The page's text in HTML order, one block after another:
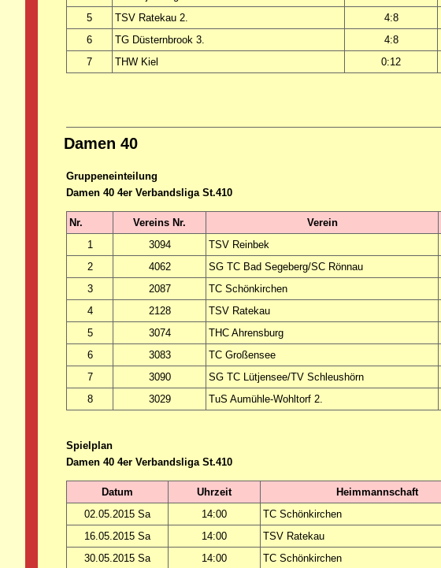
5
TSV Ratekau 2. 4:8
6
TG Düsternbrook 3. 4:8
7
THW Kiel 0:12
Damen 40
Gruppeneinteilung
Damen 40 4er Verbandsliga St.410
Nr. Vereins Nr. Verein
1
3094 TSV Reinbek
2
4062 SG TC Bad Segeberg/SC Rönnau
3
2087 TC Schönkirchen
4
2128 TSV Ratekau
5
3074 THC Ahrensburg
6
3083 TC Großensee
7
3090 SG TC Lütjensee/TV Schleushörn
8
3029 TuS Aumühle-Wohltorf 2.
Spielplan
Damen 40 4er Verbandsliga St.410
Datum Uhrzeit Heimmannschaft
02.05.2015 Sa
14:00 TC Schönkirchen
16.05.2015 Sa
14:00 TSV Ratekau
30.05.2015 Sa
14:00 TC Schönkirchen